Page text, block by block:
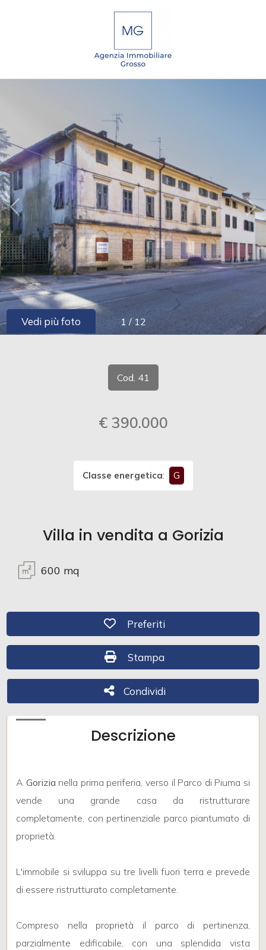
1 / 12
Vedi più foto
Cod. 41
€ 390.000
Classe energetica: G
Villa in vendita a Gorizia
600 mq
Preferiti: Cod. 41
Preferiti
Stampa: Cod. 41
Stampa
Condividi
Condividi
Descrizione
A Gorizia nella prima periferia, verso il Parco di Piuma si
vende una grande casa da ristrutturare
completamente, con pertinenziale parco piantumato di
proprietà.
L'immobile si sviluppa su tre livelli fuori terra e prevede
di essere ristrutturato completamente.
Compreso nella proprietà il parco di pertinenza,
parzialmente edificabile, con una splendida vista
SL
HOME
CHI
SIAMO
IMMOBILI
SERVIZI
CONTATTI
Vendita
Affitto
Scegli
dove
cercare
Provincia
Comune
Residenziali
Commerciali
Prezzo
Totale
mq
minimi